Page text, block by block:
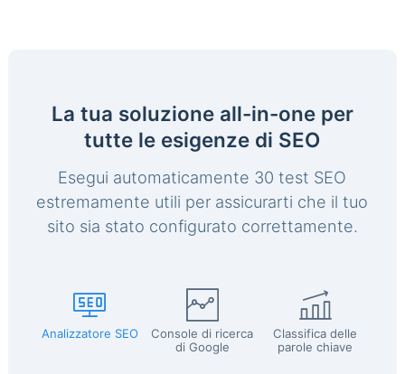
La tua soluzione all-in-one per
tutte le esigenze di SEO
Esegui automaticamente 30 test SEO
estremamente utili per assicurarti che il tuo
sito sia stato configurato correttamente.
Analizzatore SEO
Console di ricerca
di Google
Classifica delle
parole chiave